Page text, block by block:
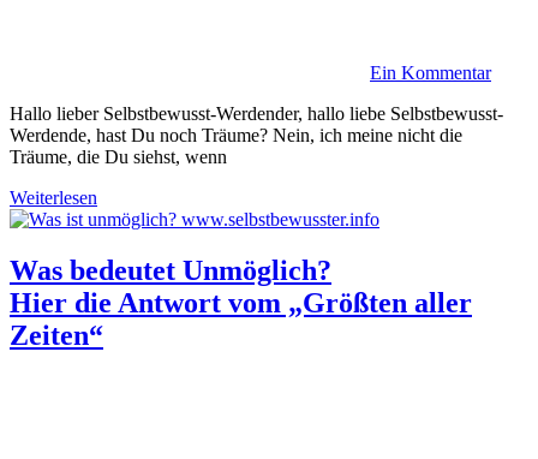
Ein Kommentar
Hallo lieber Selbstbewusst-Werdender, hallo liebe Selbstbewusst-
Werdende, hast Du noch Träume? Nein, ich meine nicht die
Träume, die Du siehst, wenn
Weiterlesen
Was bedeutet Unmöglich?
Hier die Antwort vom „Größten aller
Zeiten“